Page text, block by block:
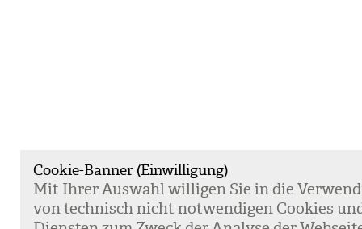
Cookie-Banner (Einwilligung)
Mit Ihrer Aus­wahl wil­li­gen Sie in die
von tech­nisch nicht not­wen­di­gen Coo­kies